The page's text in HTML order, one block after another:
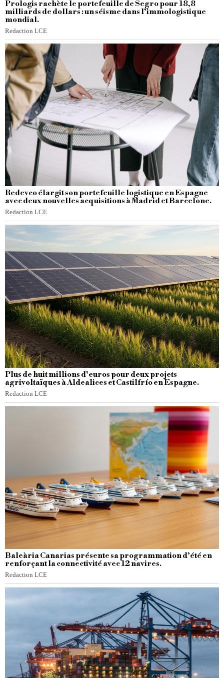
Prologis rachète le portefeuille de Segro pour 18,8
milliards de dollars : un séisme dans l’immologistique
mondial.
Redaction LCE
Redevco élargit son portefeuille logistique en Espagne
avec deux nouvelles acquisitions à Madrid et Barcelone.
Redaction LCE
Plus de huit millions d’euros pour deux projets
agrivoltaïques à Aldealices et Castilfrío en Espagne.
Redaction LCE
Baleària Canarias présente sa programmation d’été en
renforçant la connectivité avec 12 navires.
Redaction LCE